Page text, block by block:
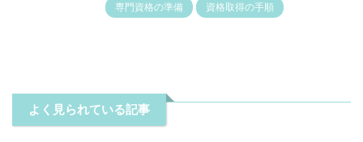
専門資格の準備 資格取得の手順
よく見られている記事